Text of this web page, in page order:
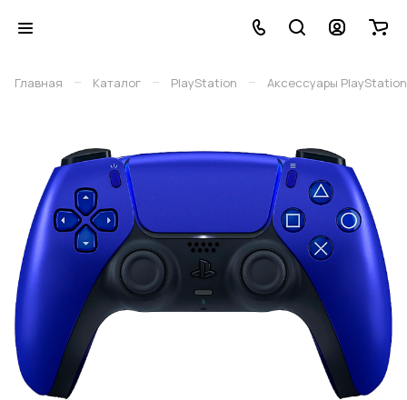
Главная – Каталог – PlayStation – Аксессуары PlayStation